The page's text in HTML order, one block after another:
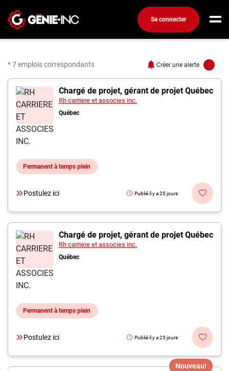
Se connecter
Créez un compte
Emplois
Recherchez un emploi
Compagnies
Ma boîte à outils
Conseils carrière
Inscrivez-vous à l'infolettre
Employeurs
Publiez une offre d'emploi
* 7 emplois correspondants Créer une alerte
7 offres pour
Chargé de projet, gérant de projet Québec
Rh carriere et associes inc.
Québec
Permanent à temps plein
Postulez ici Publié il y a 25 jours
Chargé de projet, gérant de projet Québec
Rh carriere et associes inc.
Québec
Permanent à temps plein
Postulez ici Publié il y a 25 jours
Nouveau!